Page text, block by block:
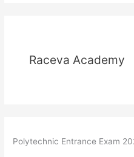
Raceva Academy
Polytechnic Entrance Exam